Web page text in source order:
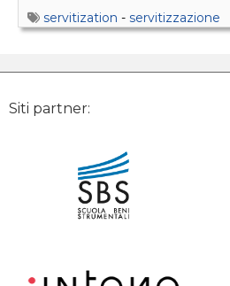
servitization - servitizzazione
Siti partner: